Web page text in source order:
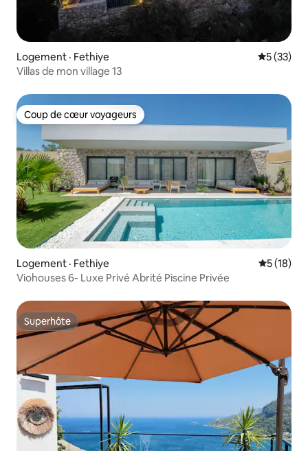
Logement · Fethiye Note
5 (33)
Villas de mon village 13
Coup de cœur voyageurs
Coup de cœur voyageurs
Logement · Fethiye Note
5 (18)
Viohouses 6- Luxe Privé Abrité Piscine Privée
Superhôte
Superhôte